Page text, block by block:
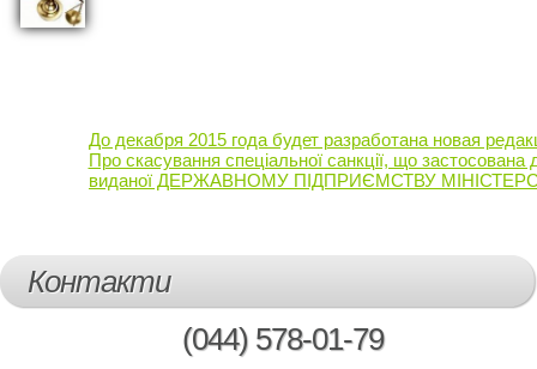
До декабря 2015 года будет разработана новая
Про скасування спеціальної санкції, що застосована
виданої ДЕРЖАВНОМУ ПІДПРИЄМСТВУ
Контакти
(044) 578-01-79